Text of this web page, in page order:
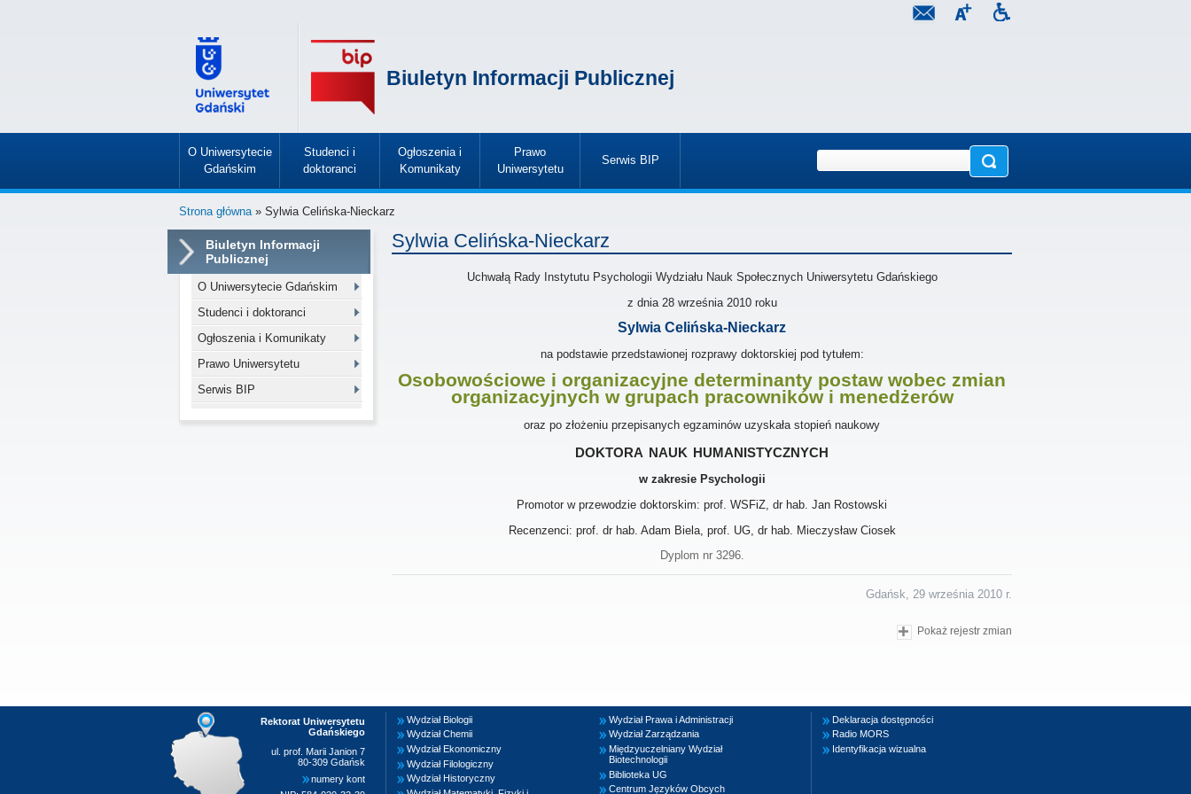
Biuletyn Informacji Publicznej
O Uniwersytecie
Gdańskim
»
Studenci i
doktoranci
»
Ogłoszenia i
Komunikaty
»
Prawo
Uniwersytetu
»
Serwis BIP
»
Strona główna» Sylwia Celińska-Nieckarz
Biuletyn Informacji
Publicznej
O Uniwersytecie Gdańskim
Studenci i doktoranci
Ogłoszenia i Komunikaty
Prawo Uniwersytetu
Serwis BIP
Sylwia Celińska-Nieckarz
Uchwałą Rady Instytutu Psychologii Wydziału Nauk Społecznych Uniwersytetu Gdańskiego
z dnia 28 września 2010roku
Sylwia Celińska-Nieckarz
na podstawie przedstawionej rozprawy doktorskiej pod tytułem:
Osobowościowe i organizacyjne determinanty postaw wobec zmian
organizacyjnych w grupach pracowników i menedżerów
oraz po złożeniu przepisanych egzaminów uzyskała stopień naukowy
doktora nauk humanistycznych
w zakresie Psychologii
Promotor w przewodzie doktorskim: prof. WSFiZ, dr hab. Jan Rostowski
Recenzenci: prof. dr hab. Adam Biela, prof. UG, dr hab. Mieczysław Ciosek
Dyplom nr 3296.
Gdańsk, 29 września 2010 r.
Pokaż rejestr zmian
Rektorat Uniwersytetu
Gdańskiego
ul. prof. Marii Janion 7
80-309 Gdańsk
numery kont
Wydział Biologii
Wydział Chemii
Wydział Ekonomiczny
Wydział Filologiczny
Wydział Historyczny
Wydział Prawa i Administracji
Wydział Zarządzania
Międzyuczelniany Wydział
Biotechnologii
Biblioteka UG
Centrum Języków Obcych
Deklaracja dostępności
Radio MORS
Identyfikacja wizualna